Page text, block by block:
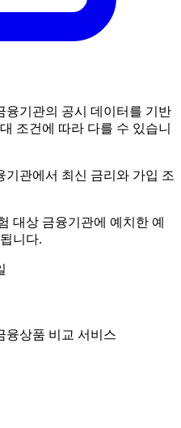
융기관의 공시 데이터를 기반
조건에 따라 다를 수 있습니
관에서 최신 금리와 가입 조
대상 금융기관에 예치한 예
니다.
융상품 비교 서비스